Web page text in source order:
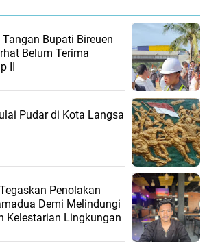
Bupati Bireuen
Belum Terima
II
Pudar di Kota Langsa
Penolakan
Demi Melindungi
Kelestarian Lingkungan